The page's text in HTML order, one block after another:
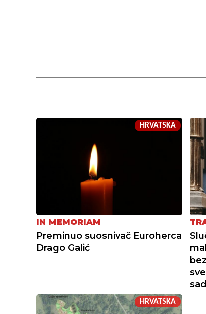
HRVATSKA
IN MEMORIAM
Preminuo suosnivač Euroherca
Drago Galić
HRVATSKA